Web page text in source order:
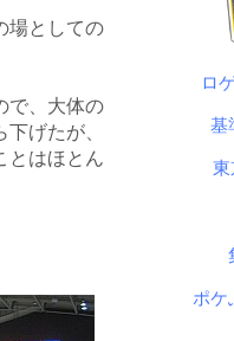
場としての
で、大体の
げたが、
とはほとん
ロ
基
東
ポケ